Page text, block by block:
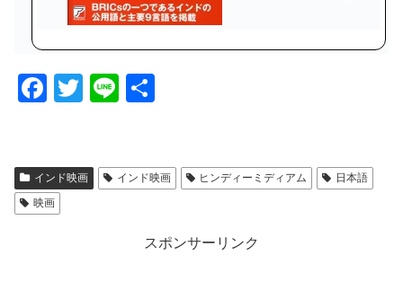
F
e
b
T
er
Li
インド映画 インド映画 ヒンディーミディアム
日本語
映画
スポンサーリンク